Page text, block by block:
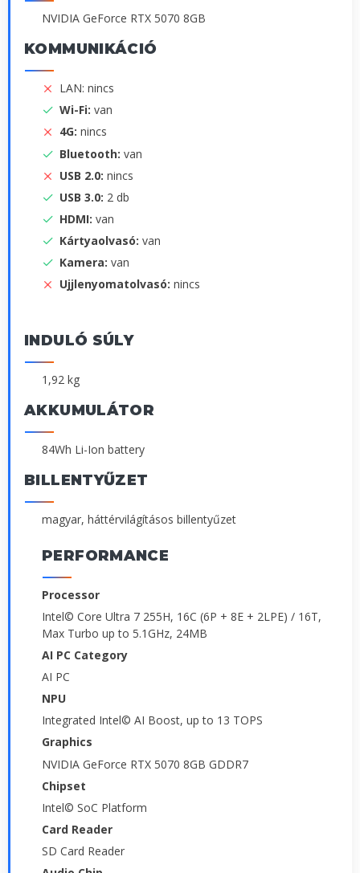
NVIDIA GeForce RTX 5070 8GB
KOMMUNIKÁCIÓ
LAN: nincs
Wi-Fi: van
4G: nincs
Bluetooth: van
USB 2.0: nincs
USB 3.0: 2 db
HDMI: van
Kártyaolvasó: van
Kamera: van
Ujjlenyomatolvasó: nincs
INDULÓ SÚLY
1,92 kg
AKKUMULÁTOR
84Wh Li-Ion battery
BILLENTYŰZET
magyar, háttérvilágításos billentyűzet
PERFORMANCE
Processor
Intel© Core Ultra 7 255H, 16C (6P + 8E + 2LPE) / 16T,
Max Turbo up to 5.1GHz, 24MB
AI PC Category
AI PC
NPU
Integrated Intel© AI Boost, up to 13 TOPS
Graphics
NVIDIA GeForce RTX 5070 8GB GDDR7
Chipset
Intel© SoC Platform
Card Reader
SD Card Reader